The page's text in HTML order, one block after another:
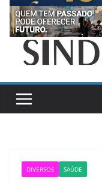
DIVERSOS SAÚDE